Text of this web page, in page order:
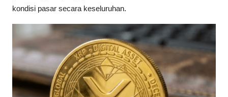
kondisi pasar secara keseluruhan.